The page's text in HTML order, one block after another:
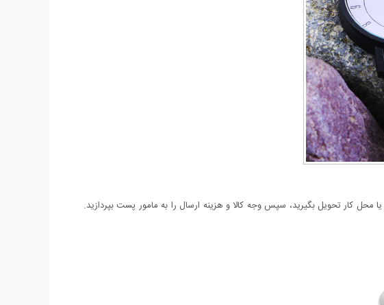
کار تحویل بگیرید، سپس وجه کالا و هزینه ارسال را به مامور پست بپردازید.